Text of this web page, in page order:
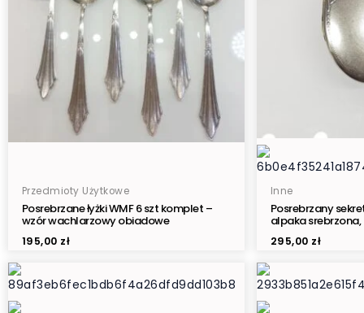
Przedmioty Użytkowe
Posrebrzane łyżki WMF 6 szt komplet –
wzór wachlarzowy obiadowe
195,00 zł
Inne
Posrebrzany
alpaka srebrzona,
295,00 zł